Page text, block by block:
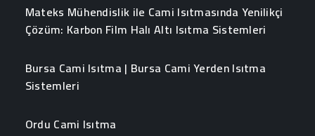
Mateks Mühendislik ile Cami Isıtmasında Yenilikçi
Çözüm: Karbon Film Halı Altı Isıtma Sistemleri
Bursa Cami Isıtma | Bursa Cami Yerden Isıtma
Sistemleri
Ordu Cami Isıtma